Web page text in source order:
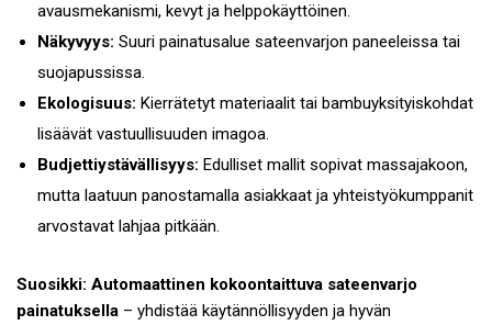
avausmekanismi, kevyt ja helppokäyttöinen.
Näkyvyys: Suuri painatusalue sateenvarjon paneeleissa tai
suojapussissa.
Ekologisuus: Kierrätetyt materiaalit tai bambuyksityiskohdat
lisäävät vastuullisuuden imagoa.
Budjettiystävällisyys: Edulliset mallit sopivat massajakoon,
mutta laatuun panostamalla asiakkaat ja yhteistyökumppanit
arvostavat lahjaa pitkään.
Suosikki: Automaattinen kokoontaittuva sateenvarjo
painatuksella – yhdistää käytännöllisyyden ja hyvän